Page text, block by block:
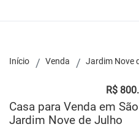
Início Venda Jardim Nove
R$
Casa para Venda em
Jardim Nove de Julho